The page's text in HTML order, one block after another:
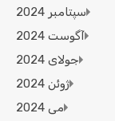
سپتامبر 2024
آگوست 2024
جولای 2024
ژوئن 2024
می 2024